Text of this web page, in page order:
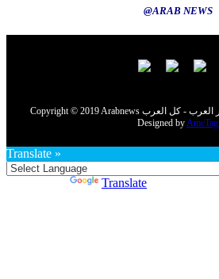
@ARAB NEWS
Copyright © 2019 Arabnews اخبار العرب - كل العرب - . All Rights Reserved.
Designed byAmcTag
Translate »
Translate